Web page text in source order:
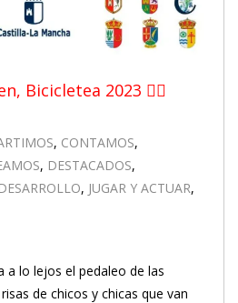
Bicicletea 2023 🚴‍♀️
, CONTAMOS,
, DESTACADOS,
, JUGAR Y ACTUAR,
a lo lejos el pedaleo de las
de chicos y chicas que van